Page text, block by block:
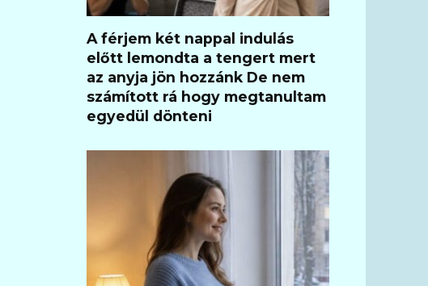
A férjem két nappal indulás
előtt lemondta a tengert mert
az anyja jön hozzánk De nem
számított rá hogy megtanultam
egyedül dönteni